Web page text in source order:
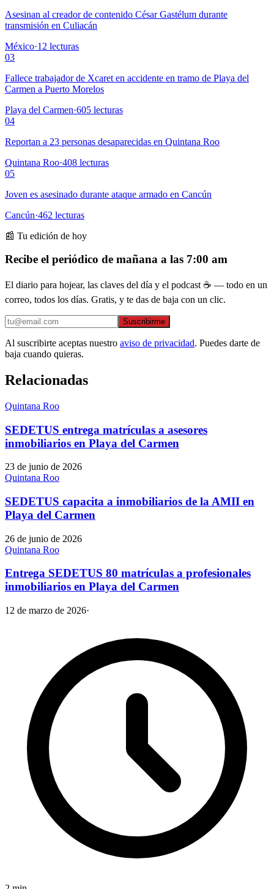
Asesinan al creador de contenido César Gastélum durante
transmisión en Culiacán
México·12 lecturas
03
Fallece trabajador de Xcaret en accidente en tramo de Playa del
Carmen a Puerto Morelos
Playa del Carmen·605 lecturas
04
Reportan a 23 personas desaparecidas en Quintana Roo
Quintana Roo·408 lecturas
05
Joven es asesinado durante ataque armado en Cancún
Cancún·462 lecturas
📰 Tu edición de hoy
Recibe el periódico de mañana a las 7:00 am
El diario para hojear, las claves del día y el podcast ☕ — todo en un
correo, todos los días. Gratis, y te das de baja con un clic.
Suscribirme
Al suscribirte aceptas nuestro aviso de privacidad. Puedes darte de
baja cuando quieras.
Relacionadas
Quintana Roo
SEDETUS entrega matrículas a asesores
inmobiliarios en Playa del Carmen
23 de junio de 2026
Quintana Roo
SEDETUS capacita a inmobiliarios de la AMII en
Playa del Carmen
26 de junio de 2026
Quintana Roo
Entrega SEDETUS 80 matrículas a profesionales
inmobiliarios en Playa del Carmen
12 de marzo de 2026·